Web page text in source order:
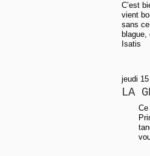
C’est
vient
sans
Isatis
jeudi
LA
Ce